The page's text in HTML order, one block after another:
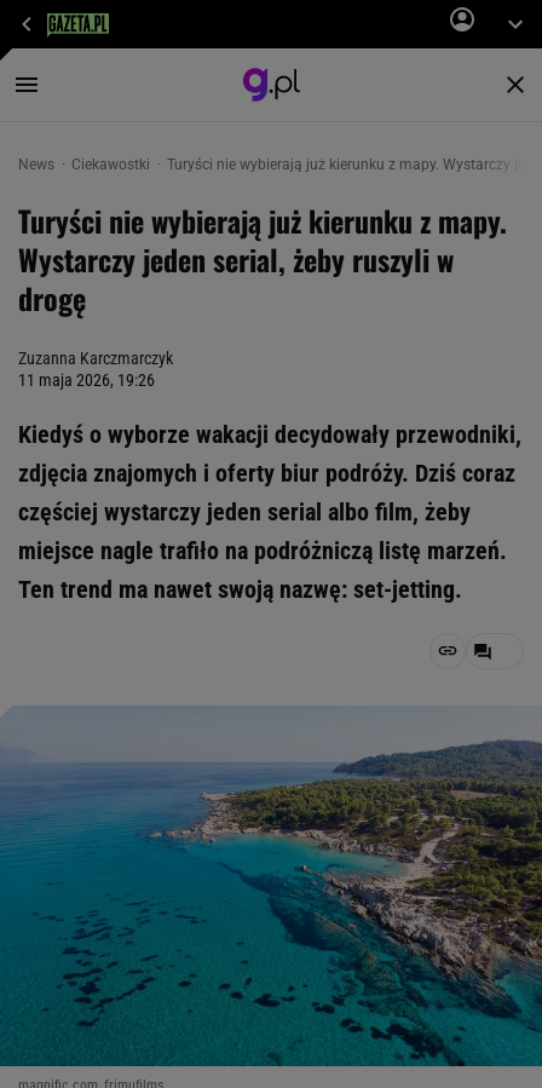
News Ciekawostki Turyści nie wybierają już kierunku z mapy. Wystarczy
Turyści nie wybierają już kierunku z mapy.
Wystarczy jeden serial, żeby ruszyli w
drogę
Zuzanna Karczmarczyk
11 maja 2026, 19:26
Kiedyś o wyborze wakacji decydowały przewodniki,
zdjęcia znajomych i oferty biur podróży. Dziś coraz
częściej wystarczy jeden serial albo film, żeby
miejsce nagle trafiło na podróżniczą listę marzeń.
Ten trend ma nawet swoją nazwę: set-jetting.